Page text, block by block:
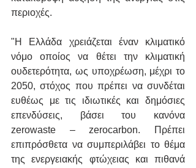
περιοχές.
"Η Ελλάδα χρειάζεται έναν κλιματικό
νόμο οποίος να θέτει την κλιματική
ουδετερότητα, ως υποχρέωση, μέχρι το
2050, στόχος που πρέπει να συνδέται
ευθέως με τις ιδιωτικές και δημόσιες
επενδύσεις, βάσει του κανόνα
zerowaste – zerocarbon. Πρέπει
επιπρόσθετα να συμπεριλάβει το θέμα
της ενεργειακής φτώχειας και πιθανά